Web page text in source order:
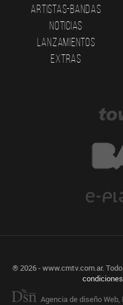
Artistas-Bandas
Noticias
Lanzamientos
Extras
® 2026 - www.cmtv.com.ar.
condiciones
Agencia de diseño